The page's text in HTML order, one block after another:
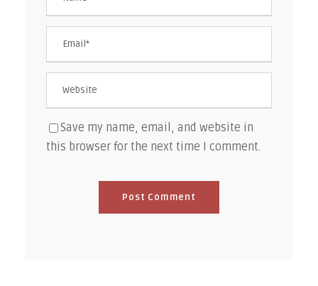
Save my name, email, and website in
this browser for the next time I comment.